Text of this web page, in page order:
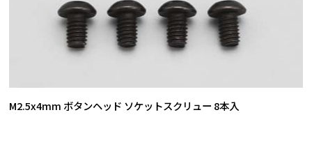
M2.5x4mm ボタンヘッド ソケットスクリュー 8本入